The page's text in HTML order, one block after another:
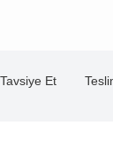
Tavsiye Et